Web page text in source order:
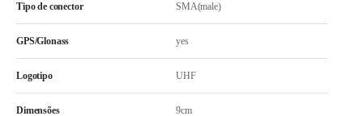
Tipo de conector SMA(male)
GPS/Glonass yes
Logotipo UHF
Dimensões 9cm